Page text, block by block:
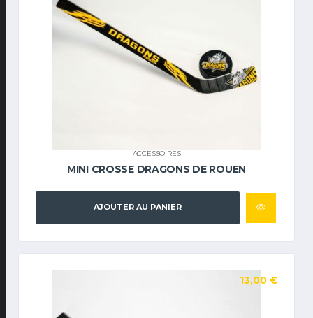
ACCESSOIRES
MINI CROSSE DRAGONS DE ROUEN
AJOUTER AU PANIER
13,00 €